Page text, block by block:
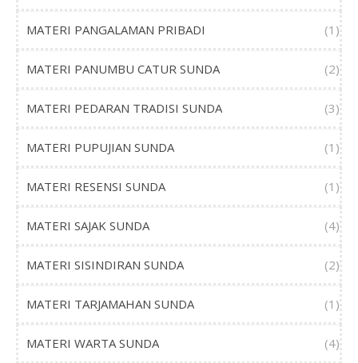
MATERI PANGALAMAN PRIBADI (1)
MATERI PANUMBU CATUR SUNDA (2)
MATERI PEDARAN TRADISI SUNDA (3)
MATERI PUPUJIAN SUNDA (1)
MATERI RESENSI SUNDA (1)
MATERI SAJAK SUNDA (4)
MATERI SISINDIRAN SUNDA (2)
MATERI TARJAMAHAN SUNDA (1)
MATERI WARTA SUNDA (4)